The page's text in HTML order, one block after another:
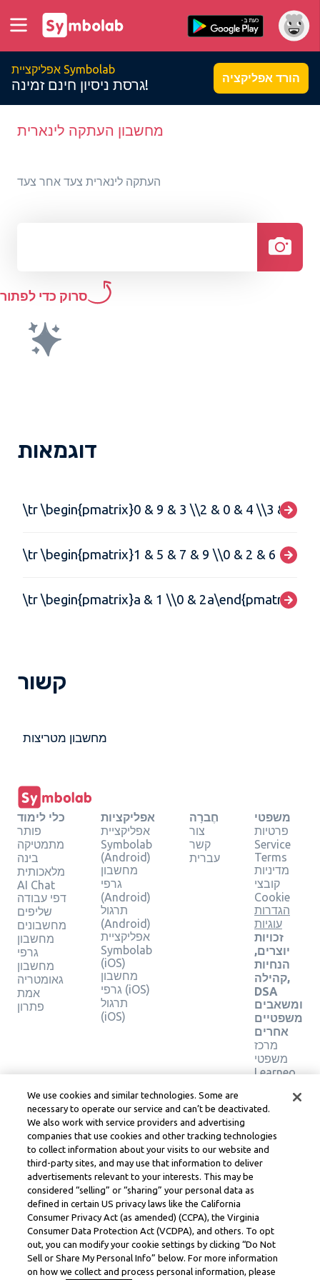
אפליקציית Symbolab
גרסת ניסיון חינם זמינה! הורד אפליקציה
מחשבון העתקה לינארית
העתקה לינארית צעד אחר צעד
סרוק כדי לפתור
דוגמאות
\tr \begin{pmatrix}0 & 9 & 3 \\2 & 0 & 4 \\3 & 7 &
\tr \begin{pmatrix}1 & 5 & 7 & 9 \\0 & 2 & 6 & 8
\tr \begin{pmatrix}a & 1 \\0 & 2a\end{pmatrix}
קשור
מחשבון מטריצות
כלי לימוד
פותר
מתמטיקה
בינה
מלאכותית
AI Chat
דפי עבודה
שליפים
מחשבונים
מחשבון
גרפי
מחשבון
גאומטריה
אמת
פתרון
אפליקציות
אפליקציית
Symbolab
(Android)
מחשבון
גרפי
(Android)
תרגול
(Android)
אפליקציית
Symbolab
(iOS)
מחשבון
גרפי (iOS)
תרגול
(iOS)
חֶברָה
צור
קשר
עברית
משפטי
פרטיות
Service
Terms
מדיניות
קובצי
Cookie
הגדרות
עוגיות
זכויות
יוצרים,
הנחיות
קהילה,
DSA
ומשאבים
משפטיים
אחרים
מרכז
משפטי
Learneo
של
Symbolab, a Learneo, Inc. business
© Learneo, Inc. 2024
We use cookies and similar technologies. Some are
necessary to operate our service and can’t be deactivated.
We also work with service providers and advertising
companies that use cookies and other tracking technologies
to collect information about your visits to our website and
third-party sites, and may use that information to deliver
advertisements relevant to your interests. This may be
considered “selling” or “sharing” your personal data as
defined in certain US privacy laws like the California
Consumer Privacy Act (as amended) (CCPA), the Virginia
Consumer Data Protection Act (VCDPA), and others. To opt
out, you can modify your cookie settings by clicking “Do Not
Sell or Share My Personal Info” below. For more information
on how we collect and process personal information, please